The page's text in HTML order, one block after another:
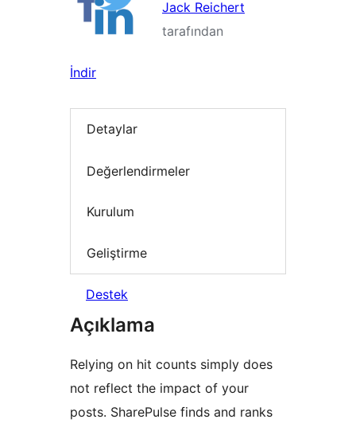
Jack Reichert
tarafından
İndir
Detaylar
Değerlendirmeler
Kurulum
Geliştirme
Destek
Açıklama
Relying on hit counts simply does
not reflect the impact of your
posts. SharePulse finds and ranks